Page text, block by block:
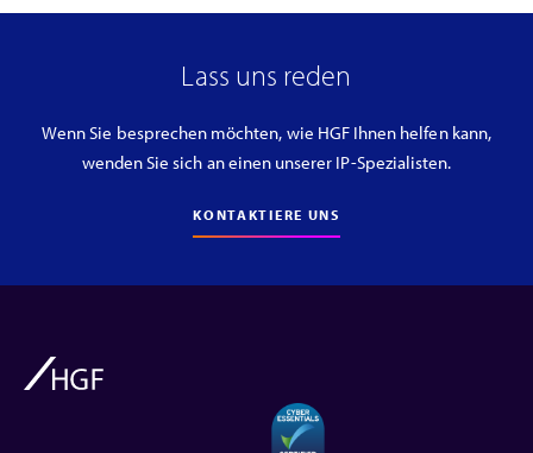
Lass uns reden
Wenn Sie besprechen möchten, wie HGF Ihnen helfen kann,
wenden Sie sich an einen unserer IP-Spezialisten.
KONTAKTIERE UNS